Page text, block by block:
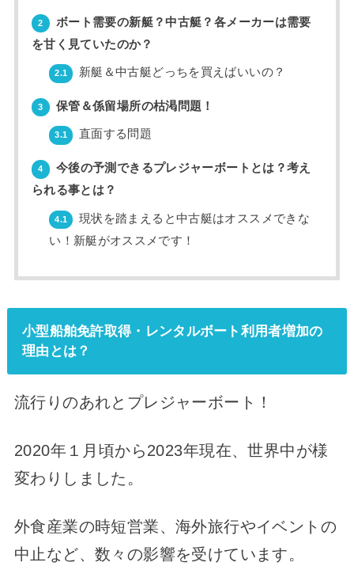
2
ボート需要の新艇？中古艇？各メーカーは需要
を甘く見ていたのか？
2.1 新艇＆中古艇どっちを買えばいいの？
3 保管＆係留場所の枯渇問題！
3.1 直面する問題
4
今後の予測できるプレジャーボートとは？考え
られる事とは？
4.1
現状を踏まえると中古艇はオススメできな
い！新艇がオススメです！
小型船舶免許取得・レンタルボート利用者増加の
理由とは？
流行りのあれとプレジャーボート！
2020年１月頃から2023年現在、世界中が様
変わりしました。
外食産業の時短営業、海外旅行やイベントの
中止など、数々の影響を受けています。